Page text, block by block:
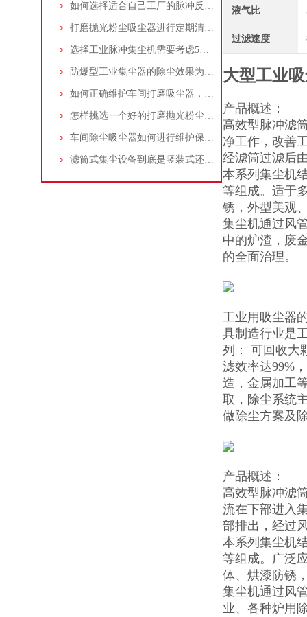
如何选择适合自己工厂的脉冲反吹工业集尘器
打磨抛光粉尘吸尘器进行定期清理的重要性
选择工业脉冲集尘机需要考虑5大因素,你都了解吗?
防爆型工业集尘器的除尘效果为何不佳？
如何正确维护车间打磨吸尘器，延长使用寿命
怎样挑选一个好的打磨抛光粉尘吸尘器
车间除尘吸尘器如何进行维护保养？
滤筒式集尘设备到底是竖装式还是横装式？
液气比
过滤速度
大型工业
产品概述：
高效型脉冲滤
净工作，改善
经滤筒过滤后
本系列集尘机
等组成。适于
锈，外型美观
集尘机通过风
中的炉渣，废
的全面治理。
工业用吸尘器
具制造行业是
列： 可回收大
滤效率达99%
造，金属加工
取，除尘系统
做除尘方案及
产品概述：
高效型脉冲滤
流在下部进入
部排出，经过
本系列集尘机
等组成。广泛
体、烘漆防锈
集尘机通过风
业、各种炉用